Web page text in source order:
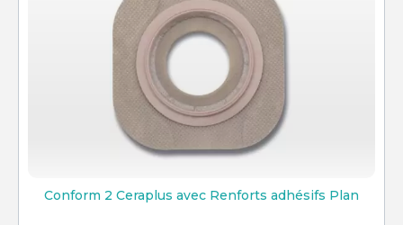
Conform 2 Ceraplus avec Renforts adhésifs Plan